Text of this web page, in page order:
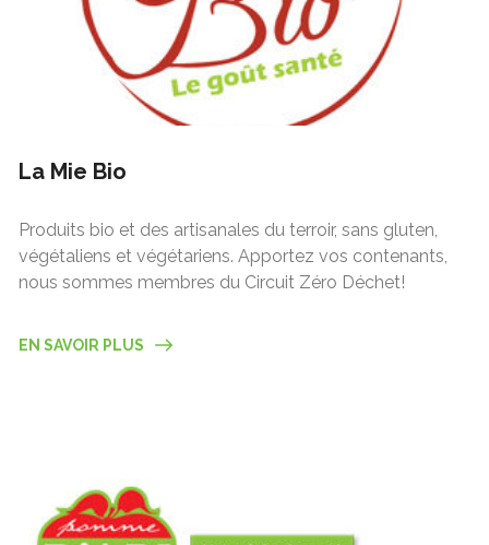
La Mie Bio
Produits bio et des artisanales du terroir, sans gluten,
végétaliens et végétariens. Apportez vos contenants,
nous sommes membres du Circuit Zéro Déchet!
EN SAVOIR PLUS